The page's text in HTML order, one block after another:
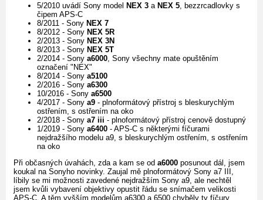
5/2010 uvádí Sony model NEX 3 a NEX 5 , bezzrcadlovky s
čipem APS-C
8/2011 - Sony NEX 7
8/2012 - Sony NEX 5R
2/2013 - Sony NEX 3N
8/2013 - Sony NEX 5T
2/2014 - Sony a6000 , Sony všechny mate opuštěním
označení "NEX"
8/2014 - Sony a5100
2/2016 - Sony a6300
10/2016 - Sony a6500
4/2017 - Sony a9 - plnoformátový přístroj s bleskurychlým
ostřením, s ostřením na oko
2/2018 - Sony a7 iii - plnoformátový přístroj cenově dostupný
1/2019 - Sony a6400 - APS-C s některými fíčurami
nejdražšího modelu a9, s bleskurychlým ostřením, s ostřením
na oko
Při občasných úvahách, zda a kam se od a6000 posunout dál, jsem
koukal na Sonyho novinky. Zaujal mě plnoformátový Sony a7 III,
líbily se mi možnosti zavedené nejdražším Sony a9, ale nechtěl
jsem kvůli vybavení objektivy opustit řádu se snímačem velikosti
APS-C. A těm vyšším modelům a6300 a 6500 chyběly ty fíčury